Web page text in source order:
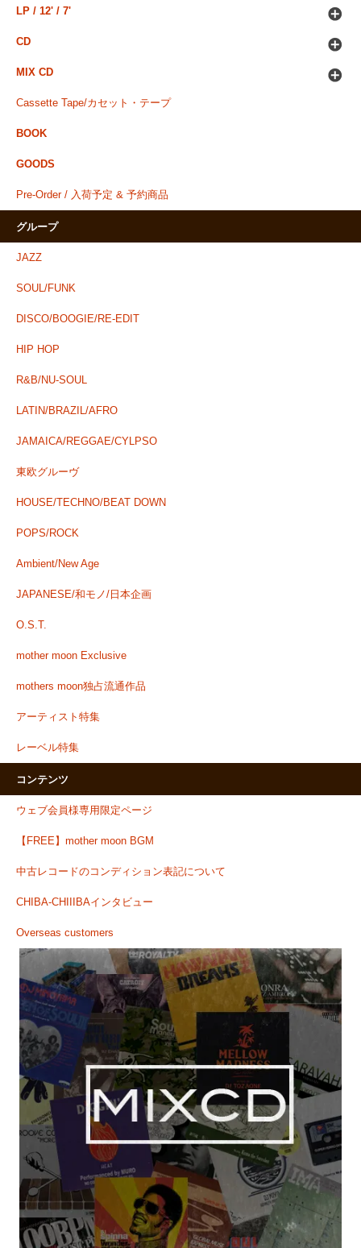
LP / 12' / 7'
CD
MIX CD
Cassette Tape/カセット・テープ
BOOK
GOODS
Pre-Order / 入荷予定 & 予約商品
グループ
JAZZ
SOUL/FUNK
DISCO/BOOGIE/RE-EDIT
HIP HOP
R&B/NU-SOUL
LATIN/BRAZIL/AFRO
JAMAICA/REGGAE/CYLPSO
東欧グルーヴ
HOUSE/TECHNO/BEAT DOWN
POPS/ROCK
Ambient/New Age
JAPANESE/和モノ/日本企画
O.S.T.
mother moon Exclusive
mothers moon独占流通作品
アーティスト特集
レーベル特集
コンテンツ
ウェブ会員様専用限定ページ
【FREE】mother moon BGM
中古レコードのコンディション表記について
CHIBA-CHIIIBAインタビュー
Overseas customers